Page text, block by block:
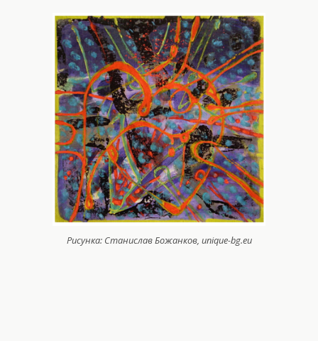
Рисунка: Станислав Божанков, unique-bg.eu